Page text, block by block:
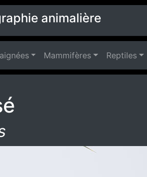
animalière
Mammifères Reptiles